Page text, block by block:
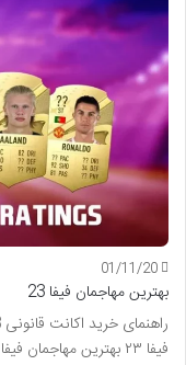
01/11/20
بهترین مهاجمان فیفا 23
فیفا ۲۳ بهترین مهاجمان فیفا ۲۳ را می‌توان…